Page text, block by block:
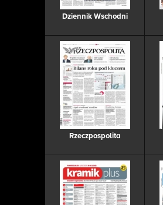
Dziennik Wschodni
Rzeczpospolita